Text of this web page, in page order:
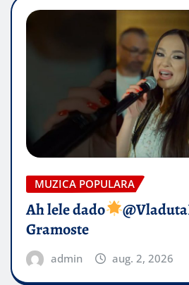
MUZICA POPULARA
Ah lele dado​
Gramoste
admin aug. 2, 2026